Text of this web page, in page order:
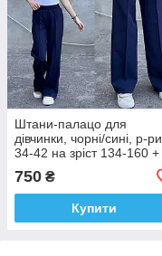
Штани-палацо для
дівчинки, чорні/сині, р-ри
34-42 на зріст 134-160 +
750 ₴
Купити